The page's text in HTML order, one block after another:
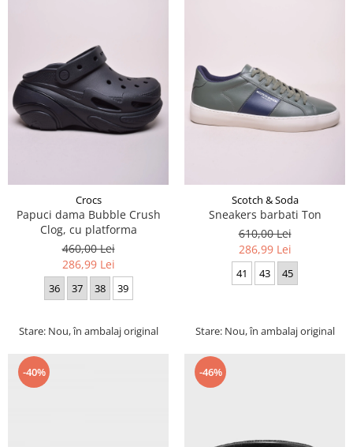
Crocs
Papuci dama Bubble Crush
Clog, cu platforma
460,00 Lei
286,99 Lei
36 37 38 39
Stare: Nou, în ambalaj original
Scotch & Soda
Sneakers barbati Ton
610,00 Lei
286,99 Lei
41 43 45
Stare: Nou, în ambalaj original
-40% -46%